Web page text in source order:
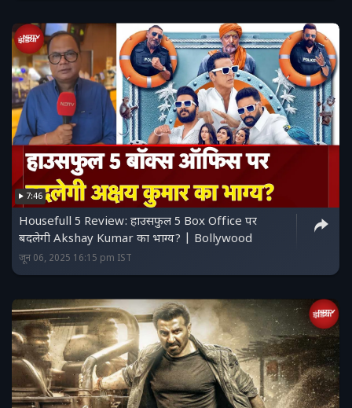
7:46
Housefull 5 Review: हाउसफुल 5 Box Office पर
बदलेगी Akshay Kumar का भाग्य? | Bollywood
जून 06, 2025 16:15 pm IST